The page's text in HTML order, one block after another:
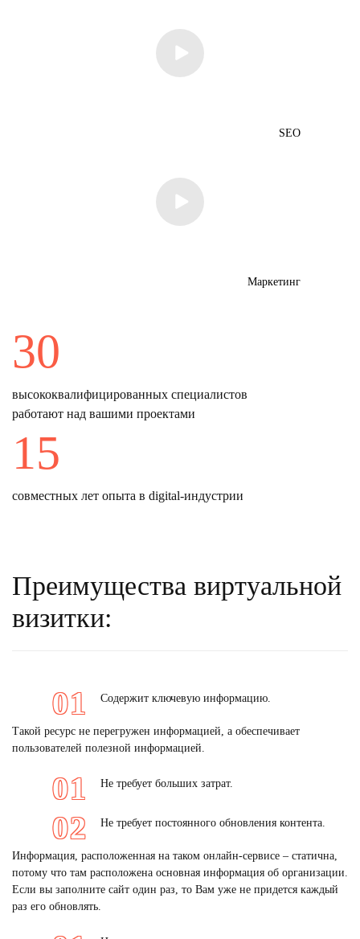
30
высококвалифицированных специалистов
работают над вашими проектами
15
совместных лет опыта в digital-индустрии
SEO
Маркетинг
Преимущества виртуальной
визитки:
Содержит ключевую информацию.
Такой ресурс не перегружен информацией, а обеспечивает
пользователей полезной информацией.
Не требует больших затрат.
Не требует постоянного обновления контента.
Информация, расположенная на таком онлайн-сервисе – статична,
потому что там расположена основная информация об организации.
Если вы заполните сайт один раз, то Вам уже не придется каждый
раз его обновлять.